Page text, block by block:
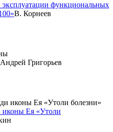
функциональных
В. Корнеев
Андрей Григорьев
Ея «Утоли